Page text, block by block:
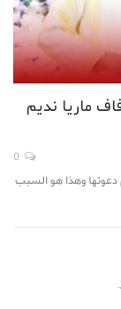
ماريا نديم
دعوتها وهذا هو السبب